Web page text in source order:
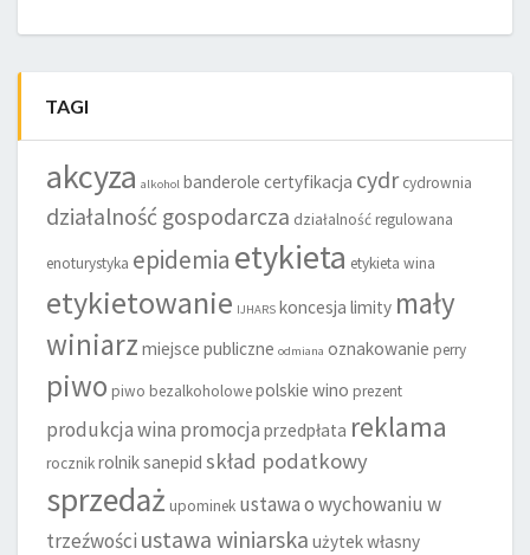
TAGI
akcyza alkohol banderole certyfikacja cydr cydrownia
działalność gospodarcza działalność regulowana
enoturystyka epidemia etykieta etykieta wina
etykietowanie IJHARS koncesja limity mały
winiarz miejsce publiczne odmiana oznakowanie perry
piwo piwo bezalkoholowepolskie wino prezent
produkcja wina promocja przedpłata reklama
rocznikrolniksanepid skład podatkowy
sprzedaż upominek ustawa o wychowaniu w
trzeźwości ustawa winiarska użytek własny